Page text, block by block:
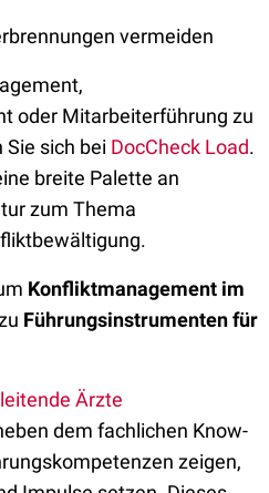
vermeiden
oder Mitarbeiterführung zu
sich bei DocCheck Load.
breite Palette an
zum Thema
Konfliktmanagement im
Führungsinstrumenten für
Ärzte
dem fachlichen Know-
zeigen,